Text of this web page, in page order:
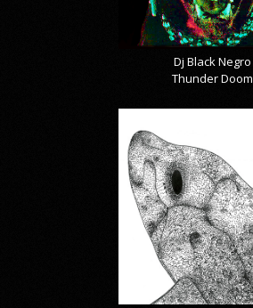
Dj Black Negro
Thunder Doom